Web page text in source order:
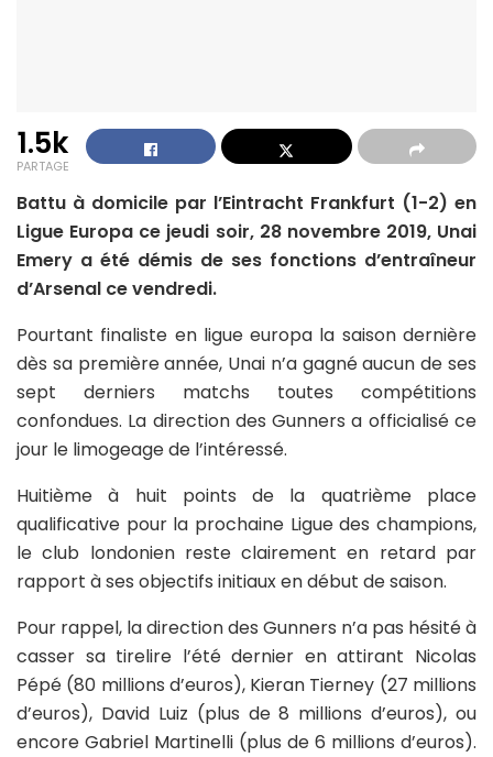
1.5k
PARTAGE
Battu à domicile par l’Eintracht Frankfurt (1-2) en
Ligue Europa ce jeudi soir, 28 novembre 2019, Unai
Emery a été démis de ses fonctions d’entraîneur
d’Arsenal ce vendredi.
Pourtant finaliste en ligue europa la saison dernière
dès sa première année, Unai n’a gagné aucun de ses
sept derniers matchs toutes compétitions
confondues. La direction des Gunners a officialisé ce
jour le limogeage de l’intéressé.
Huitième à huit points de la quatrième place
qualificative pour la prochaine Ligue des champions,
le club londonien reste clairement en retard par
rapport à ses objectifs initiaux en début de saison.
Pour rappel, la direction des Gunners n’a pas hésité à
casser sa tirelire l’été dernier en attirant Nicolas
Pépé (80 millions d’euros), Kieran Tierney (27 millions
d’euros), David Luiz (plus de 8 millions d’euros), ou
encore Gabriel Martinelli (plus de 6 millions d’euros).